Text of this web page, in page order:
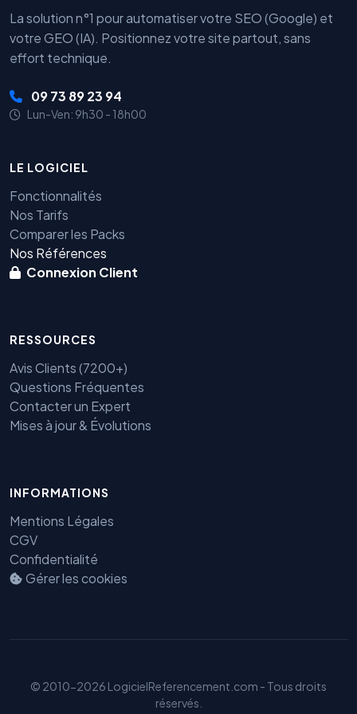
La solution n°1 pour automatiser votre SEO (Google) et
votre GEO (IA). Positionnez votre site partout, sans
effort technique.
09 73 89 23 94
Lun-Ven: 9h30 - 18h00
LE LOGICIEL
Fonctionnalités
Nos Tarifs
Comparer les Packs
Nos Références
Connexion Client
RESSOURCES
Avis Clients (7200+)
Questions Fréquentes
Contacter un Expert
Mises à jour & Évolutions
INFORMATIONS
Mentions Légales
CGV
Confidentialité
Gérer les cookies
© 2010-2026 LogicielReferencement.com - Tous droits
réservés.